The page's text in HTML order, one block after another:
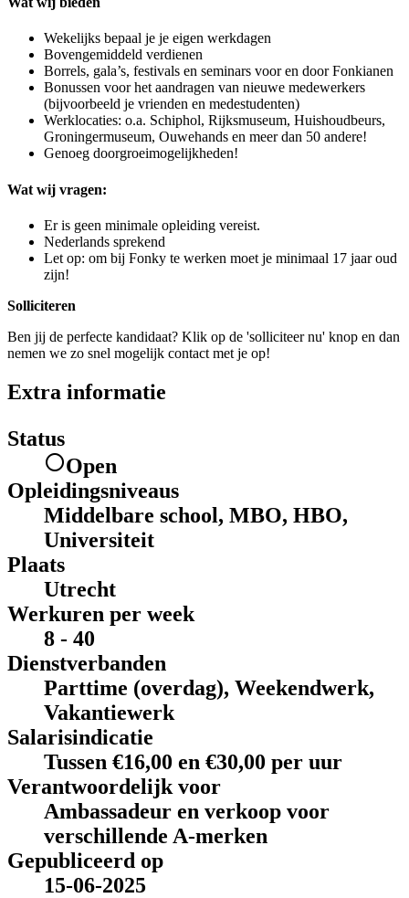
Wekelijks bepaal je je eigen werkdagen
Bovengemiddeld verdienen
Borrels, gala’s, festivals en seminars voor en door Fonkianen
Bonussen voor het aandragen van nieuwe medewerkers
(bijvoorbeeld je vrienden en medestudenten)
Werklocaties: o.a. Schiphol, Rijksmuseum, Huishoudbeurs,
Groningermuseum, Ouwehands en meer dan 50 andere!
Genoeg doorgroeimogelijkheden!
Wat wij vragen:
Er is geen minimale opleiding vereist.
Nederlands sprekend
Let op: om bij Fonky te werken moet je minimaal 17 jaar oud
zijn!
Solliciteren
Ben jij de perfecte kandidaat? Klik op de 'solliciteer nu' knop en dan
nemen we zo snel mogelijk contact met je op!
Extra informatie
Status
Open
Opleidingsniveaus
Middelbare school, MBO, HBO,
Universiteit
Plaats
Utrecht
Werkuren per week
8 - 40
Dienstverbanden
Parttime (overdag), Weekendwerk,
Vakantiewerk
Salarisindicatie
Tussen €16,00 en €30,00 per uur
Verantwoordelijk voor
Ambassadeur en verkoop voor
verschillende A-merken
Gepubliceerd op
15-06-2025